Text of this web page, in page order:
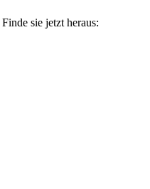
Finde sie jetzt heraus: